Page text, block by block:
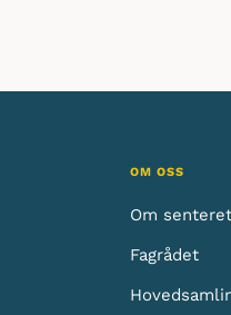
OM OSS
Om senteret
Fagrådet